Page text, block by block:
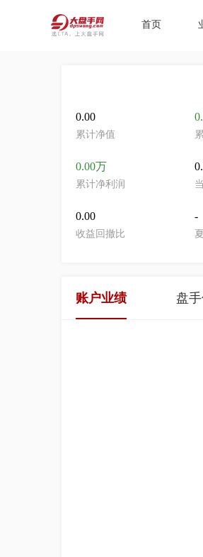
首页
0.00
累计净值
0.00万
累计净利润
0.00
收益回撤比
-
账户业绩 盘